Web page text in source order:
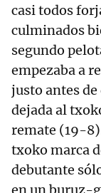
casi todos
culminados
segundo
empezaba a
justo antes de
dejada al
remate (19-
txoko marca
debutante